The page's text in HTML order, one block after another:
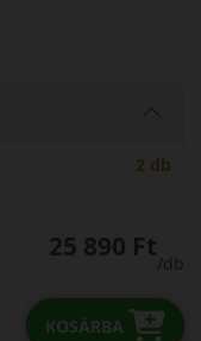
2 db
25 890 Ft
/db
KOSÁRBA